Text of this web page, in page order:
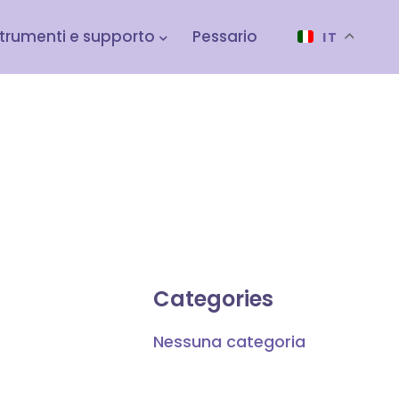
e supporto Pessario IT
Categories
Nessuna categoria